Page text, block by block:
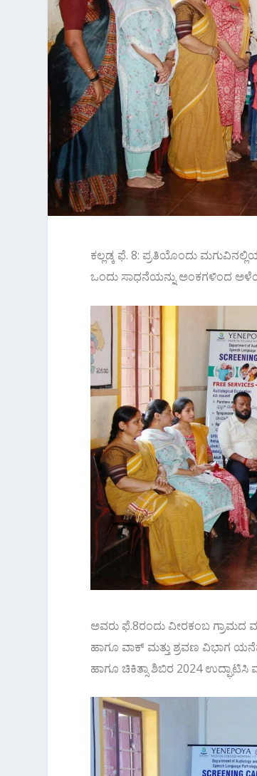
ಕಲ್ಲಡ್ಕ ಫೆ. 8: ಪ್ರತಿಯೊಂದು
ಒಂದು ಸಾಧನೆಯನ್ನು ಅಂಕಗಳಿಂದ
ಅವರು ಫೆ.8ರಂದು ವೀರಕಂಬ ಗ್ರಾಮದ
ಹಾಗೂ ವಾಕ್ ಮತ್ತು ಶ್ರವಣ ವಿಭಾಗ
ಹಾಗೂ ಚಿಕಿತ್ಸಾ ಶಿಬಿರ 2024 ಉದ್ಘಾಟಿಸಿ